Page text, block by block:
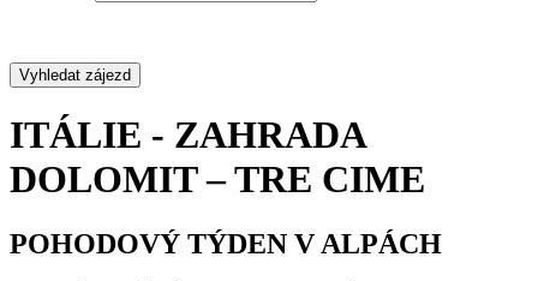
ITÁLIE - ZAHRADA
DOLOMIT – TRE CIME
POHODOVÝ TÝDEN V ALPÁCH